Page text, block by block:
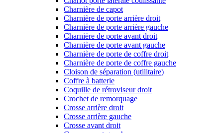
Charnière de capot
Charnière de porte arrière droit
Charnière de porte arrière gauche
Charnière de porte avant droit
Charnière de porte avant gauche
Charnière de porte de coffre droit
Charnière de porte de coffre gauche
Cloison de séparation (utilitaire)
Coffre à batterie
Coquille de rétroviseur droit
Crochet de remorquage
Crosse arrière droit
Crosse arrière gauche
Crosse avant droit